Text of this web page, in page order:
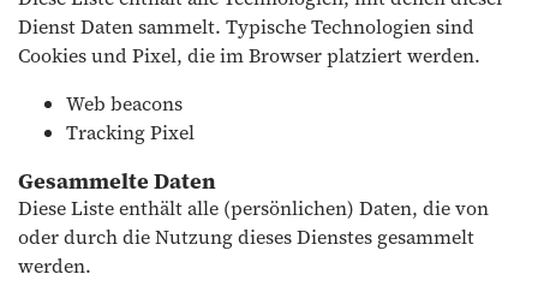
Dienst Daten sammelt. Typische Technologien sind
Cookies und Pixel, die im Browser platziert werden.
Web beacons
Tracking Pixel
Gesammelte Daten
Diese Liste enthält alle (persönlichen) Daten, die von
oder durch die Nutzung dieses Dienstes gesammelt
werden.